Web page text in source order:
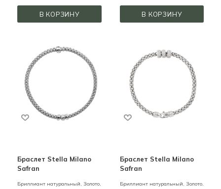
В КОРЗИНУ В КОРЗИНУ
Браслет Stella Milano
Safran
Бриллиант натуральный, Золото,
Браслет Stella Milano
Safran
Бриллиант натуральный, Золото,